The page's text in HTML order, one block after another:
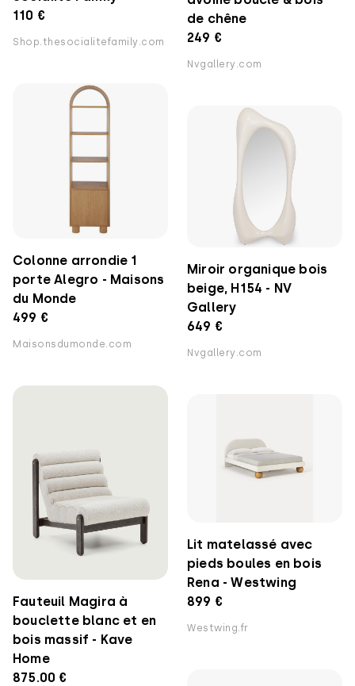
110 €
Shop.thesocialitefamily.com
de chêne
249 €
Nvgallery.com
Colonne arrondie 1
porte Alegro - Maisons
du Monde
499 €
Maisonsdumonde.com
Miroir organique bois
beige, H154 - NV
Gallery
649 €
Nvgallery.com
Fauteuil Magira à
bouclette blanc et en
bois massif - Kave
Home
875.00 €
Lit matelassé avec
pieds boules en bois
Rena - Westwing
899 €
Westwing.fr